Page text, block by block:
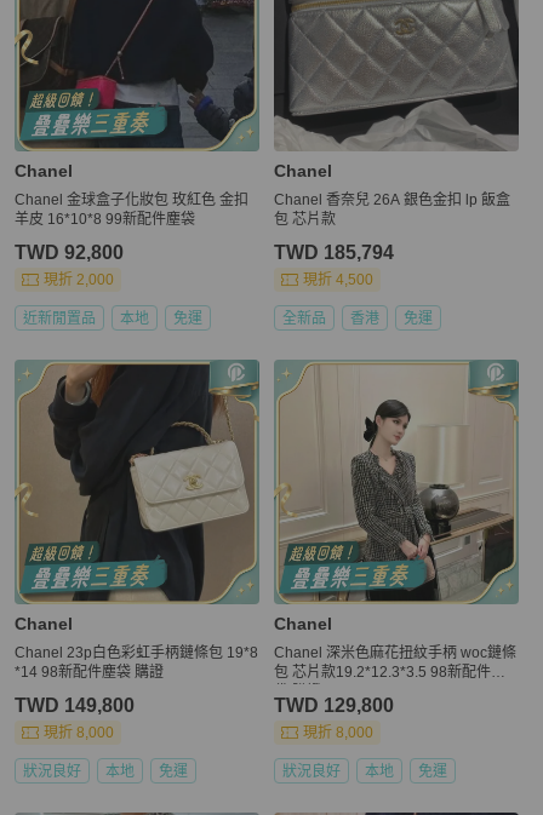
Chanel
Chanel 金球盒子化妝包 玫紅色 金扣
羊皮 16*10*8 99新配件塵袋
TWD 92,800
現折 2,000
近新閒置品 本地 免運
Chanel
Chanel 香奈兒 26A 銀色金扣 lp 飯盒
包 芯片款
TWD 185,794
現折 4,500
全新品 香港 免運
Chanel
Chanel 23p白色彩虹手柄鏈條包 19*8
*14 98新配件塵袋 購證
TWD 149,800
現折 8,000
狀況良好 本地 免運
Chanel
Chanel 深米色麻花扭紋手柄 woc鏈條
包 芯片款19.2*12.3*3.5 98新配件塵
TWD 129,800
現折 8,000
狀況良好 本地 免運